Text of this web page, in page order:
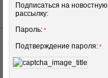
Подписаться на новостную
рассылку:
Пароль: *
Подтверждение пароля: *